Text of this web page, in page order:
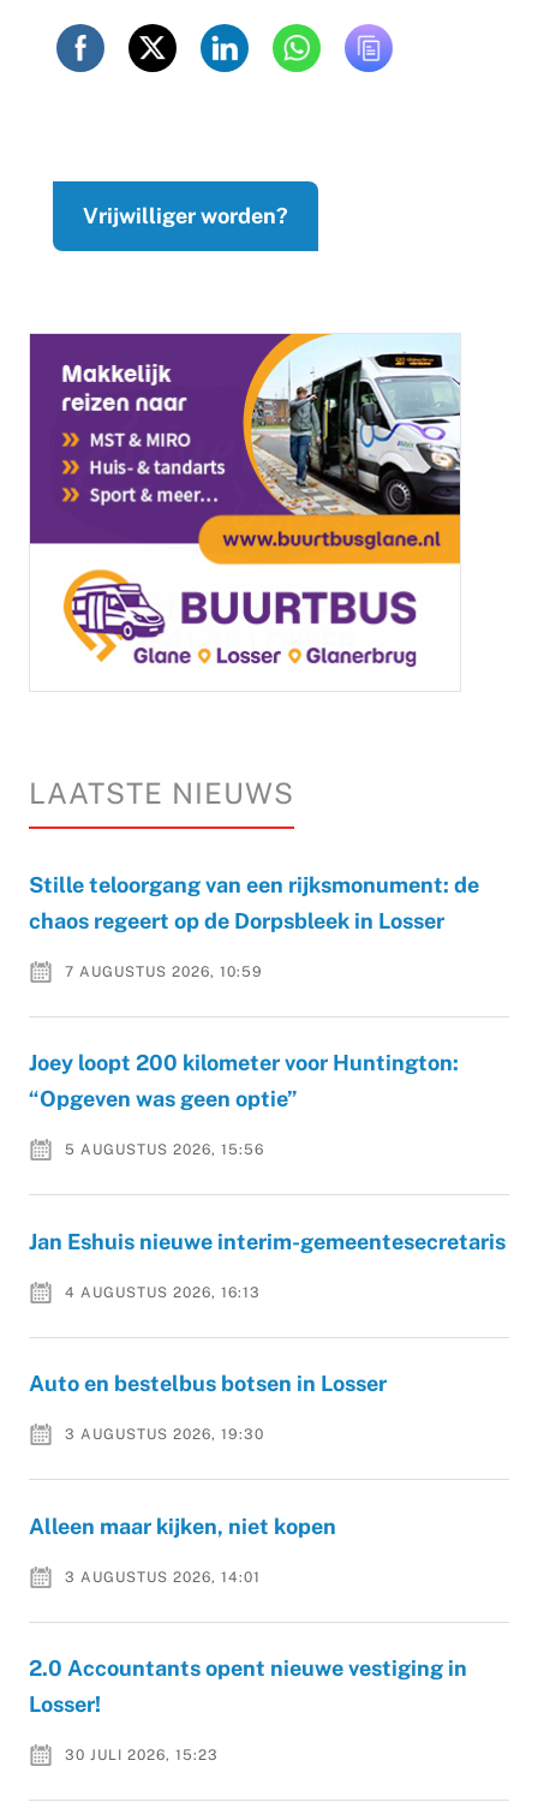
Vrijwilliger worden?
LAATSTE NIEUWS
Stille teloorgang van een rijksmonument: de
chaos regeert op de Dorpsbleek in Losser
7 AUGUSTUS 2026, 10:59
Joey loopt 200 kilometer voor Huntington:
“Opgeven was geen optie”
5 AUGUSTUS 2026, 15:56
Jan Eshuis nieuwe interim-gemeentesecretaris
4 AUGUSTUS 2026, 16:13
Auto en bestelbus botsen in Losser
3 AUGUSTUS 2026, 19:30
Alleen maar kijken, niet kopen
3 AUGUSTUS 2026, 14:01
2.0 Accountants opent nieuwe vestiging in
Losser!
30 JULI 2026, 15:23